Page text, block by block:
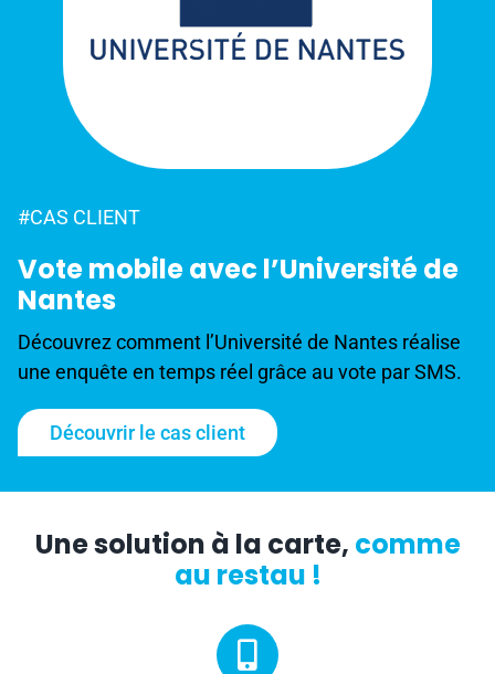
#CAS CLIENT
Vote mobile avec l’Université de
Nantes
Découvrez comment l’Université de Nantes réalise
une enquête en temps réel grâce au vote par SMS.
Découvrir le cas client
Une solution à la carte, comme
au restau !